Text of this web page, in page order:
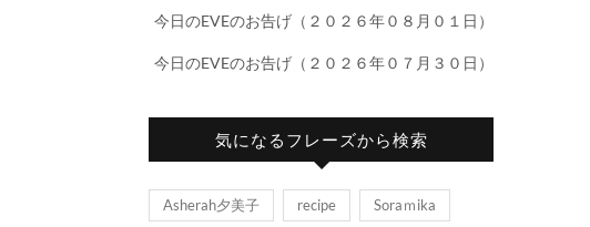
今日のEVEのお告げ（２０２６年０８月０１日）
今日のEVEのお告げ（２０２６年０７月３０日）
気になるフレーズから検索
Asherah夕美子 recipe Soraｍika